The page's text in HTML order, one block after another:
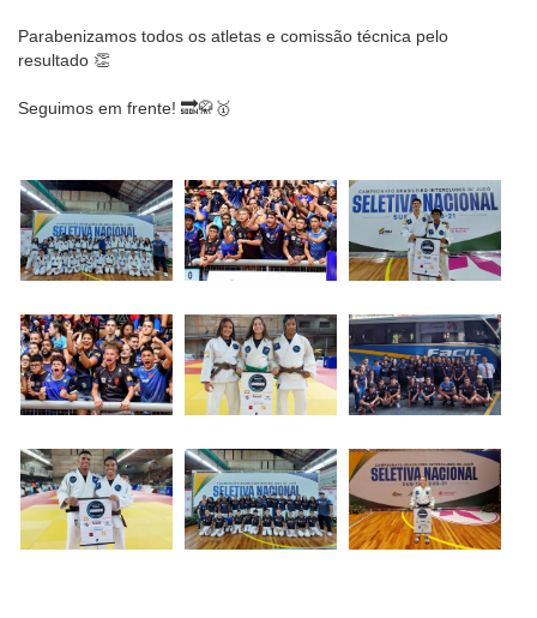
Parabenizamos todos os atletas e comissão técnica pelo
resultado 👏
Seguimos em frente! 🔜🥋🥇